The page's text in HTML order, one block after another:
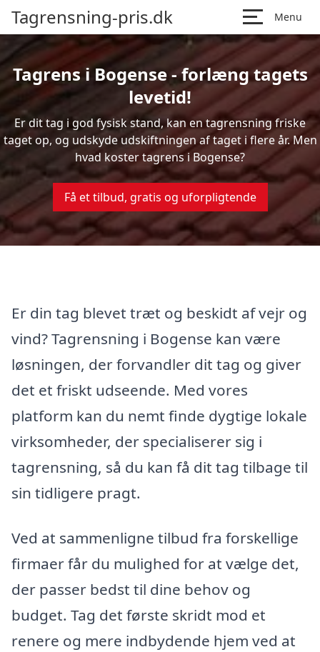
Tagrensning-pris.dk Menu
Tagrens i Bogense - forlæng tagets
levetid!
Er dit tag i god fysisk stand, kan en tagrensning friske
taget op, og udskyde udskiftningen af taget i flere år. Men
hvad koster tagrens i Bogense?
Få et tilbud, gratis og uforpligtende
Er din tag blevet træt og beskidt af vejr og
vind? Tagrensning i Bogense kan være
løsningen, der forvandler dit tag og giver
det et friskt udseende. Med vores
platform kan du nemt finde dygtige lokale
virksomheder, der specialiserer sig i
tagrensning, så du kan få dit tag tilbage til
sin tidligere pragt.
Ved at sammenligne tilbud fra forskellige
firmaer får du mulighed for at vælge det,
der passer bedst til dine behov og
budget. Tag det første skridt mod et
renere og mere indbydende hjem ved at